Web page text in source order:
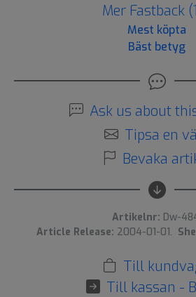
Mer Fastback
Mest köpta
Bäst betyg
Ask us about
Tipsa en
Bevaka
Artikelnr: Dw-
Article Release: 2004-01-01.
Till
Till kassan -